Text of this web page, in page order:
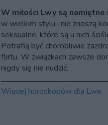
W miłości Lwy są namiętne
w wielkim stylu i nie znoszą
seksualne, które są u nich
Potrafią być chorobliwie
flirtu. W związkach zawsze
nigdy się nie nudzić.
Więcej horoskopów dla Lwa